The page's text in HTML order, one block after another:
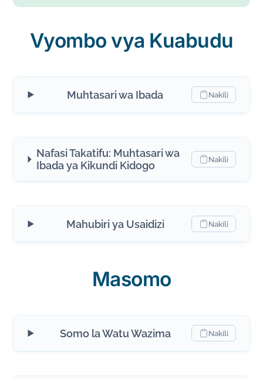
Vyombo vya Kuabudu
Muhtasari wa Ibada Nakili
Nafasi Takatifu: Muhtasari wa
Ibada ya Kikundi Kidogo
Nakili
Mahubiri ya Usaidizi Nakili
Masomo
Somo la Watu Wazima Nakili